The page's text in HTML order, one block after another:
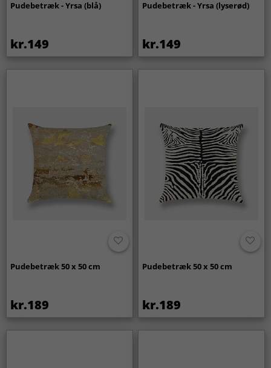
Pudebetræk - Yrsa (blå)
kr.149
Pudebetræk - Yrsa (lyserød)
kr.149
Pudebetræk 50 x 50 cm
kr.189
Pudebetræk 50 x 50 cm
kr.189